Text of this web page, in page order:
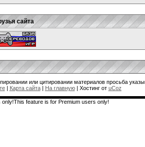
сайта
или цитировании материалов просьба
| Карта сайта| На главную| Хостинг от uCoz
feature is for Premium users only!